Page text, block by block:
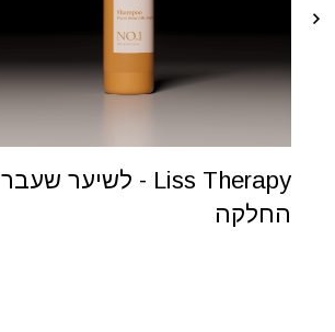
Liss Therapy - לשיער שעבר
החלקה